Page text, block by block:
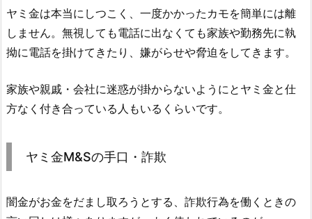
ヤミ金は本当にしつこく、一度かかったカモを簡単には離
しません。無視しても電話に出なくても家族や勤務先に執
拗に電話を掛けてきたり、嫌がらせや脅迫をしてきます。
家族や親戚・会社に迷惑が掛からないようにとヤミ金と仕
方なく付き合っている人もいるくらいです。
ヤミ金M&Sの手口・詐欺
闇金がお金をだまし取ろうとする、詐欺行為を働くときの